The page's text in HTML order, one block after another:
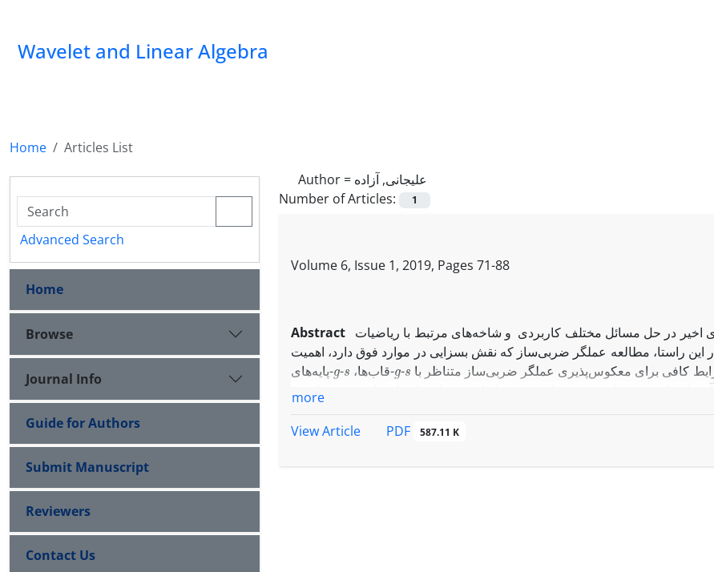
Wavelet and Linear Algebra
Home
Articles List
Author = علیجانی, آزاده
Number of Articles:
1
Volume 6, Issue 1, 2019, Pages 71-88
Abstract در حل مسائل مختلف کاربردی و شاخه‌های مرتبط با ریاضیات
این راستا، مطالعه عملگر ضربی‌ساز که نقش بسزایی در موارد فوق دارد، اهمیت
کافی برای معکوس‌پذیری عملگر ضربی‌ساز متناظر با s
-
g-قاب‌ها، s
-
g-پایه‌های
را مطرح می‌نماید. سپس، با توجه به رابطه s
g
more
View Article
PDF 587.11 K
Advanced Search
Home
Browse
Journal Info
Guide for Authors
Submit Manuscript
Reviewers
Contact Us